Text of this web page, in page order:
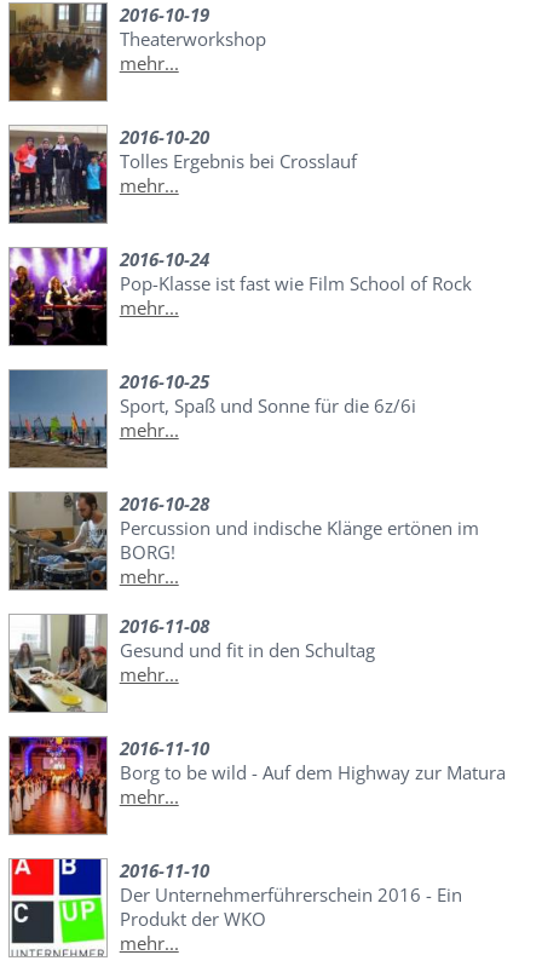
2016-10-19
Theaterworkshop
mehr...
2016-10-20
Tolles Ergebnis bei Crosslauf
mehr...
2016-10-24
Pop-Klasse ist fast wie Film School of Rock
mehr...
2016-10-25
Sport, Spaß und Sonne für die 6z/6i
mehr...
2016-10-28
Percussion und indische Klänge ertönen im
BORG!
mehr...
2016-11-08
Gesund und fit in den Schultag
mehr...
2016-11-10
Borg to be wild - Auf dem Highway zur Matura
mehr...
2016-11-10
Der Unternehmerführerschein 2016 - Ein
Produkt der WKO
mehr...